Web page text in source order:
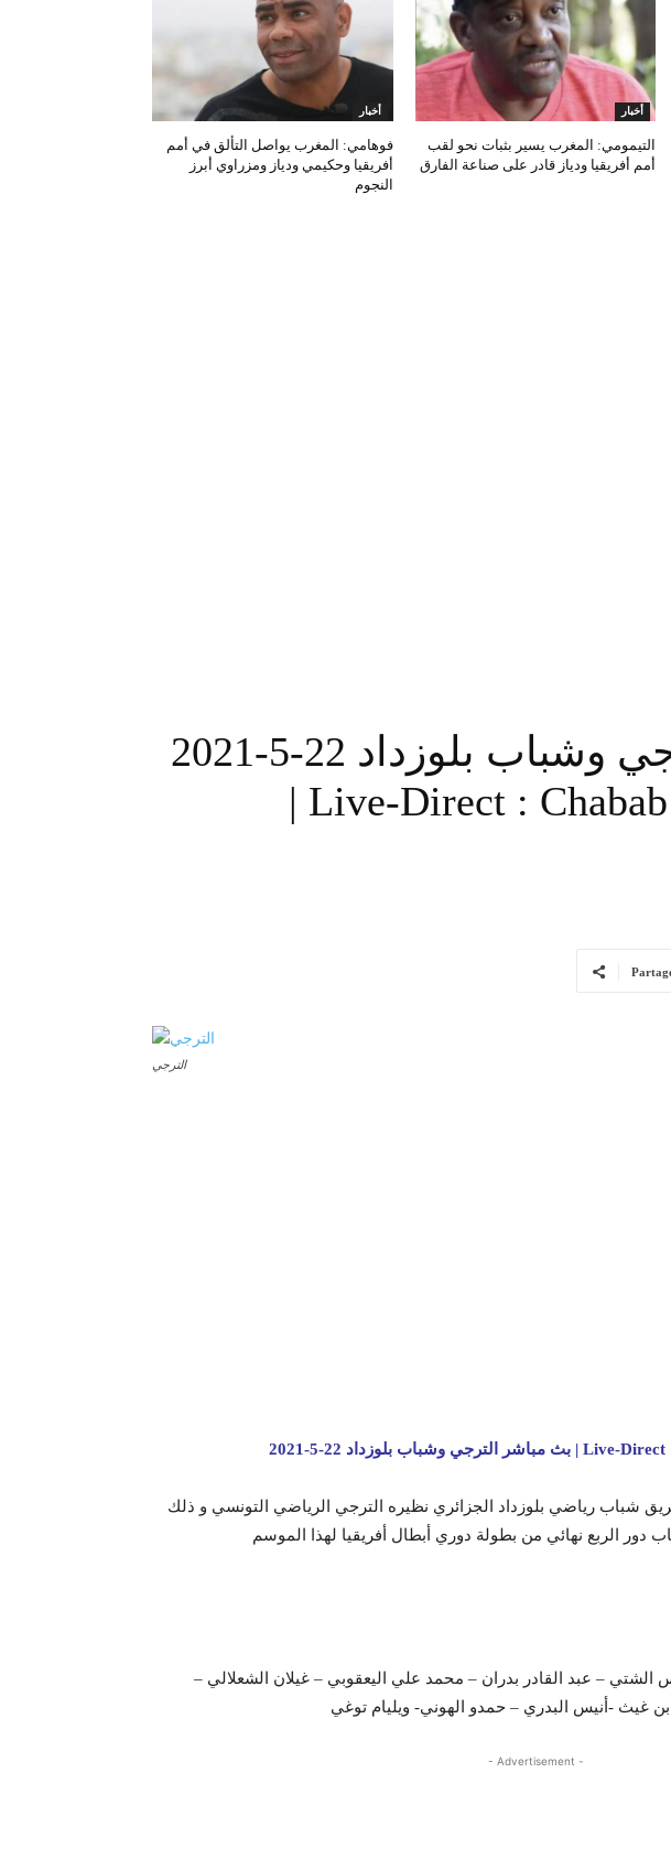
أخبار
فوهامي: المغرب يواصل التألق في أمم
أفريقيا وحكيمي ودياز ومزراوي أبرز
النجوم
أخبار
التيمومي: المغرب يسير بثبات نحو لقب
أمم أفريقيا ودياز قادر على صناعة الفارق